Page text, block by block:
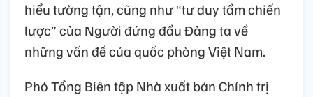
hiểu tường tận, cũng như “tư duy tầm chiến
lược” của Người đứng đầu Đảng ta về
những vấn đề của quốc phòng Việt Nam.
Phó Tổng Biên tập Nhà xuất bản Chính trị